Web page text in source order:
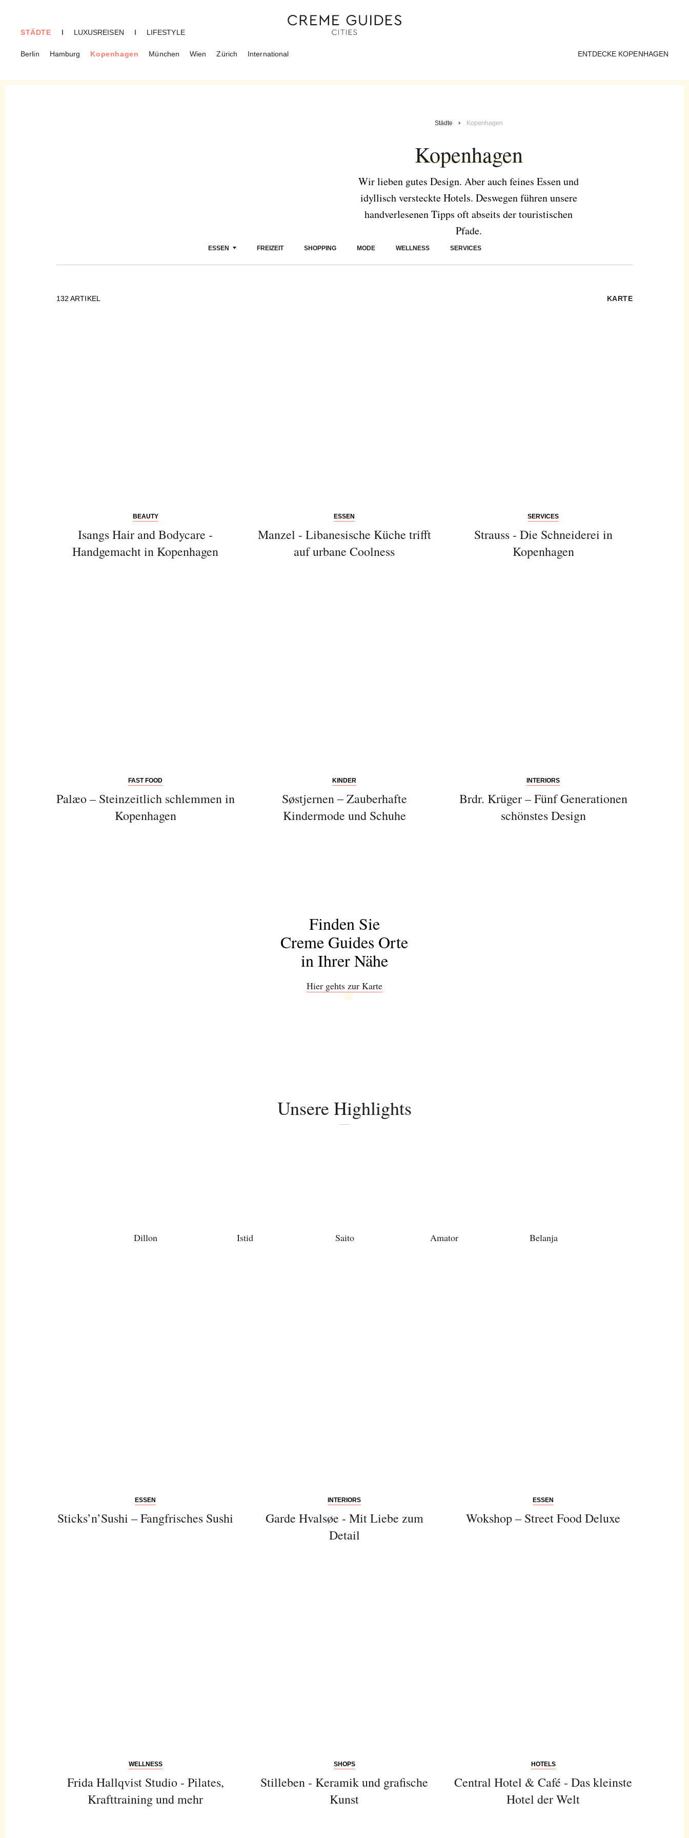
STÄDTE
Berlin Hamburg Kopenhagen München Wien Zürich International
I LUXUSREISEN I LIFESTYLE
ENTDECKE KOPENHAGEN
Städte Kopenhagen
Kopenhagen
Wir lieben gutes Design. Aber auch feines Essen und
idyllisch versteckte Hotels. Deswegen führen unsere
handverlesenen Tipps oft abseits der touristischen
Pfade.
ESSEN FREIZEIT SHOPPING MODE WELLNESS SERVICES
132 ARTIKEL KARTE
BEAUTY
Isangs Hair and Bodycare -
Handgemacht in Kopenhagen
ESSEN
Manzel - Libanesische Küche trifft
auf urbane Coolness
SERVICES
Strauss - Die Schneiderei in
Kopenhagen
FAST FOOD
Palæo – Steinzeitlich schlemmen in
Kopenhagen
KINDER
Søstjernen ‒ Zauberhafte
Kindermode und Schuhe
INTERIORS
Brdr. Krüger – Fünf Generationen
schönstes Design
Finden Sie
Creme Guides Orte
in Ihrer Nähe
Hier gehts zur Karte
Unsere Highlights
Dillon Istid Saito Amator Belanja
ESSEN
Sticks’n’Sushi – Fangfrisches Sushi
INTERIORS
Garde Hvalsøe - Mit Liebe zum
Detail
ESSEN
Wokshop – Street Food Deluxe
WELLNESS
Frida Hallqvist Studio - Pilates,
Krafttraining und mehr
SHOPS
Stilleben - Keramik und grafische
Kunst
HOTELS
Central Hotel & Café - Das kleinste
Hotel der Welt
Entdecken Sie jede Woche neue schöne
Orte, handverlesene Geheimtipps und
zur Kenntnis genommen und akzeptiere diese.